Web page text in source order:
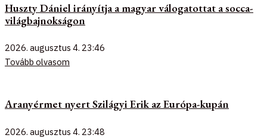
Huszty Dániel irányítja a magyar válogatottat a socca-
világbajnokságon
2026. augusztus 4. 23:46
Tovább olvasom
Aranyérmet nyert Szilágyi Erik az Európa-kupán
2026. augusztus 4. 23:48